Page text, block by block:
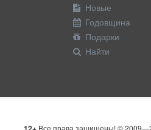
Новые
Годовщина
Подарки
Найти